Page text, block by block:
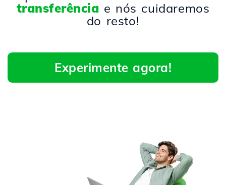
transferência e nós cuidaremos
do resto!
Experimente agora!